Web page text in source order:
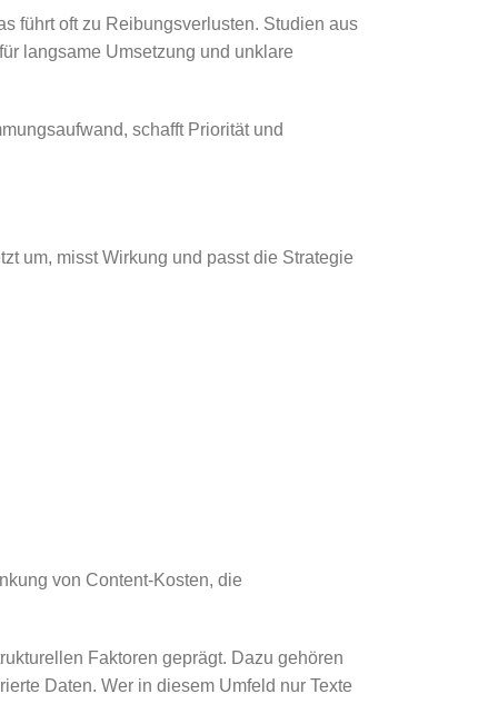
führt oft zu Reibungsverlusten. Studien aus
langsame Umsetzung und unklare
schafft Priorität und
um, misst Wirkung und passt die Strategie
von Content-Kosten, die
Faktoren geprägt. Dazu gehören
Daten. Wer in diesem Umfeld nur Texte